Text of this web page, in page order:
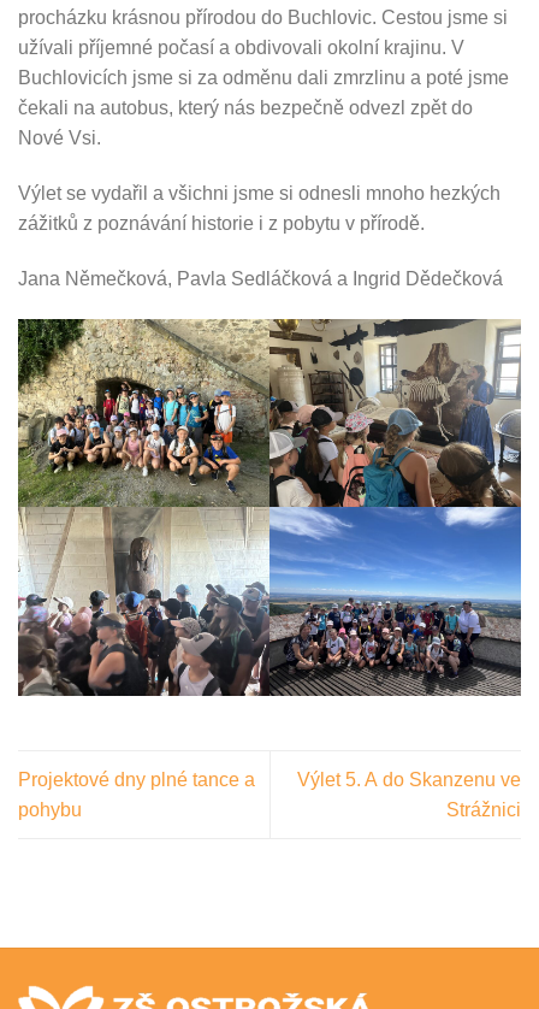
procházku krásnou přírodou do Buchlovic. Cestou jsme si
užívali příjemné počasí a obdivovali okolní krajinu. V
Buchlovicích jsme si za odměnu dali zmrzlinu a poté jsme
čekali na autobus, který nás bezpečně odvezl zpět do
Nové Vsi.
Výlet se vydařil a všichni jsme si odnesli mnoho hezkých
zážitků z poznávání historie i z pobytu v přírodě.
Jana Němečková, Pavla Sedláčková a Ingrid Dědečková
Projektové dny plné tance a
pohybu
Výlet 5. A do Skanzenu ve
Strážnici